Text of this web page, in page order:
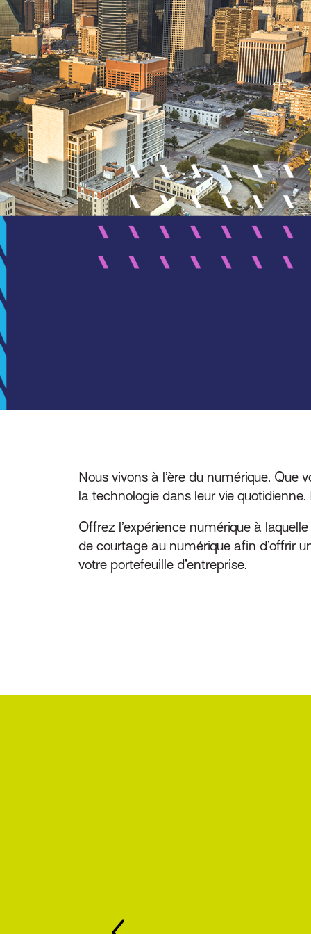
Nous vivons à l’ère du numérique.
la technologie dans leur vie
Offrez l’expérience numérique à
de courtage au numérique afin d’offrir
votre portefeuille d’entreprise.